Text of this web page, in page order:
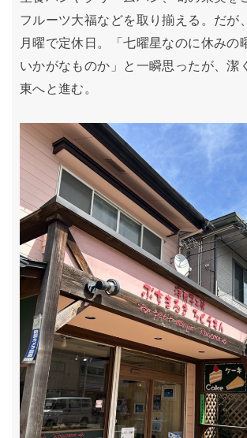
フルーツ大福などを取り揃える。だが
月曜で定休日。「七曜星なのに休みの
いかがなものか」と一瞬思ったが、潔
東へと進む。